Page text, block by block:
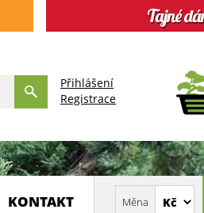
Přihlášení
Registrace
KONTAKT